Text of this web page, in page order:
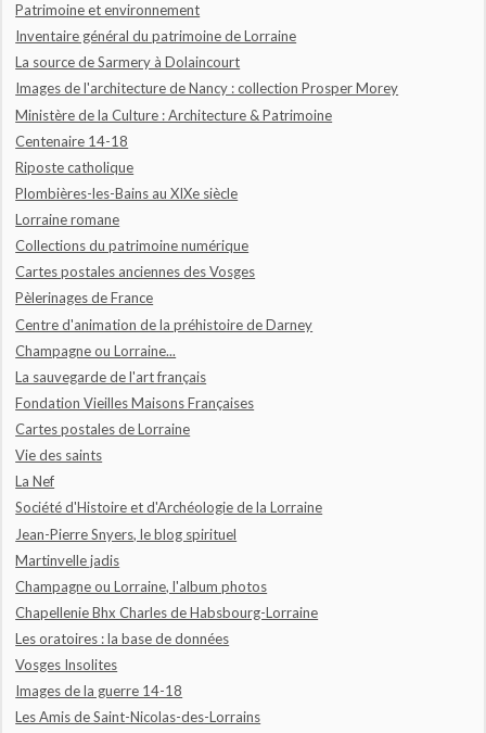
Patrimoine et environnement
Inventaire général du patrimoine de Lorraine
La source de Sarmery à Dolaincourt
Images de l'architecture de Nancy : collection Prosper Morey
Ministère de la Culture : Architecture & Patrimoine
Centenaire 14-18
Riposte catholique
Plombières-les-Bains au XIXe siècle
Lorraine romane
Collections du patrimoine numérique
Cartes postales anciennes des Vosges
Pèlerinages de France
Centre d'animation de la préhistoire de Darney
Champagne ou Lorraine...
La sauvegarde de l'art français
Fondation Vieilles Maisons Françaises
Cartes postales de Lorraine
Vie des saints
La Nef
Société d'Histoire et d'Archéologie de la Lorraine
Jean-Pierre Snyers, le blog spirituel
Martinvelle jadis
Champagne ou Lorraine, l'album photos
Chapellenie Bhx Charles de Habsbourg-Lorraine
Les oratoires : la base de données
Vosges Insolites
Images de la guerre 14-18
Les Amis de Saint-Nicolas-des-Lorrains